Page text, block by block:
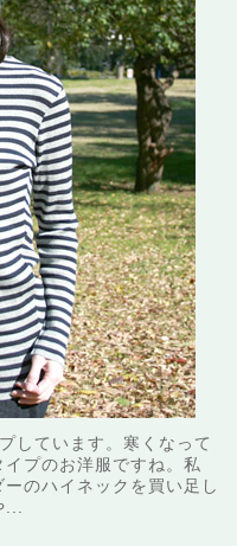
しています。寒くなって
プのお洋服ですね。私
のハイネックを買い足し
...